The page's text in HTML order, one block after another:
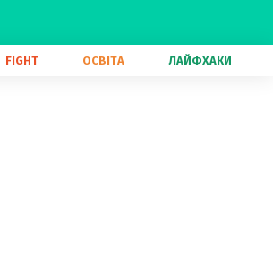
FIGHT ОСВІТА ЛАЙФХАКИ